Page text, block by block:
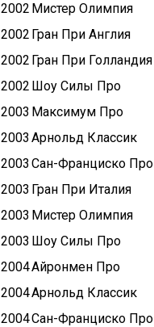
2002 Мистер Олимпия
2002 Гран При Англия
2002 Гран При Голландия
2002 Шоу Силы Про
2003 Максимум Про
2003 Арнольд Классик
2003 Сан-Франциско Про
2003 Гран При Италия
2003 Мистер Олимпия
2003 Шоу Силы Про
2004Айронмен Про
2004Арнольд Классик
2004Сан-Франциско Про